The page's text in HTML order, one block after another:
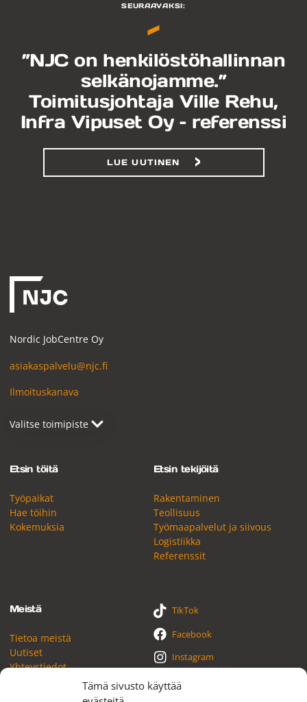
Tämä sivusto käyttää
SEURAAVAKSI:
”NJC on henkilöstöhallinnan
selkänojamme.”
Toimitusjohtaja Ville Rehu,
Infra Vipuset Oy – referenssi
LUE UUTINEN
Nordic JobCentre Oy
asiakaspalvelu@njc.fi
Ilmoituskanava
Etsin töitä
Työpaikat
Hae töihin
Kokemuksia
Etsin tekijöitä
Rakentaminen
Teollisuus
Työmaapalvelut ja siivous
Logistiikka
Referenssit
Meistä
Tietoa meistä
Uutiset
Yhteystiedot
TikTok
Facebook
Instagram
YouTube